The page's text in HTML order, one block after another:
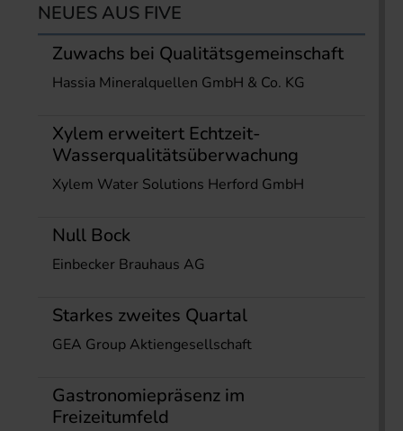
NEUES AUS FIVE
Zuwachs bei Qualitätsgemeinschaft
Hassia Mineralquellen GmbH & Co. KG
Xylem erweitert Echtzeit-
Wasserqualitätsüberwachung
Xylem Water Solutions Herford GmbH
Null Bock
Einbecker Brauhaus AG
Starkes zweites Quartal
GEA Group Aktiengesellschaft
Gastronomiepräsenz im
Freizeitumfeld